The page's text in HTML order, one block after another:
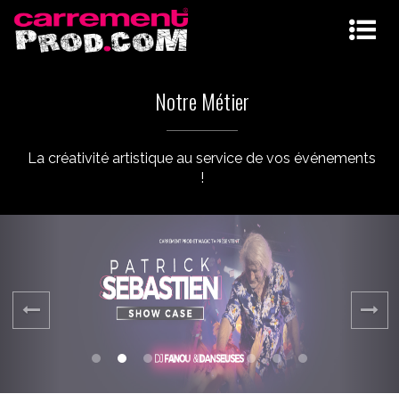
Notre Métier
La créativité artistique au service de vos événements
!